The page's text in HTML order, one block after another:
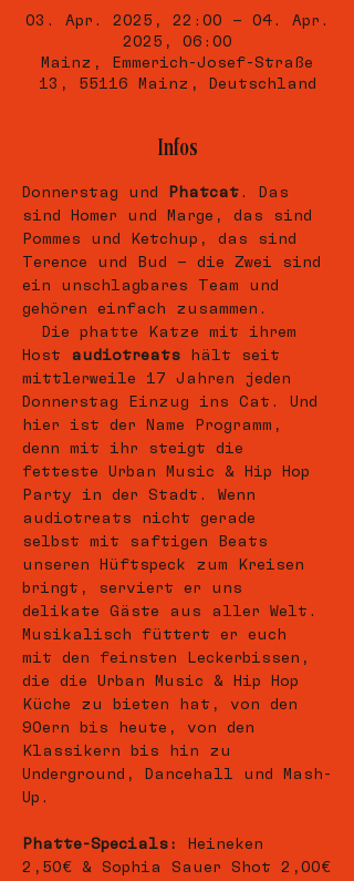
03. Apr. 2025, 22:00 – 04. Apr.
2025, 06:00
Mainz, Emmerich-Josef-Straße
13, 55116 Mainz, Deutschland
Infos
Donnerstag und Phatcat . Das
sind Homer und Marge, das sind
Pommes und Ketchup, das sind
Terence und Bud – die Zwei sind
ein unschlagbares Team und
gehören einfach zusammen.
Die phatte Katze mit ihrem
Host audiotreats hält seit
mittlerweile 17 Jahren jeden
Donnerstag Einzug ins Cat. Und
hier ist der Name Programm,
denn mit ihr steigt die
fetteste Urban Music & Hip Hop
Party in der Stadt. Wenn
audiotreats nicht gerade
selbst mit saftigen Beats
unseren Hüftspeck zum Kreisen
bringt, serviert er uns
delikate Gäste aus aller Welt.
Musikalisch füttert er euch
mit den feinsten Leckerbissen,
die die Urban Music & Hip Hop
Küche zu bieten hat, von den
90ern bis heute, von den
Klassikern bis hin zu
Underground, Dancehall und Mash-
Up.
Phatte-Specials:
Heineken
2,50€ & Sophia Sauer Shot 2,00€